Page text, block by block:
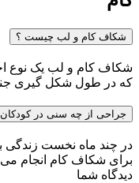
شکاف کام و لب چیست ؟
شکاف کام و لب یک نوع
که در طول شکل گیری
جراحی از چه سنی در
در چند ماه نخست
برای شکاف کام انجام
دیدگاه شما